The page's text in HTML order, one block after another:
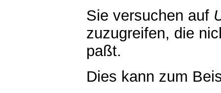
Sie versuchen auf
zuzugreifen, die
paßt.
Dies kann zum